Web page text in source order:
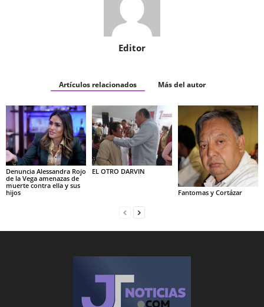
Editor
Artículos relacionados Más del autor
Denuncia Alessandra Rojo
de la Vega amenazas de
muerte contra ella y sus
hijos
EL OTRO DARVIN
Fantomas y Cortázar